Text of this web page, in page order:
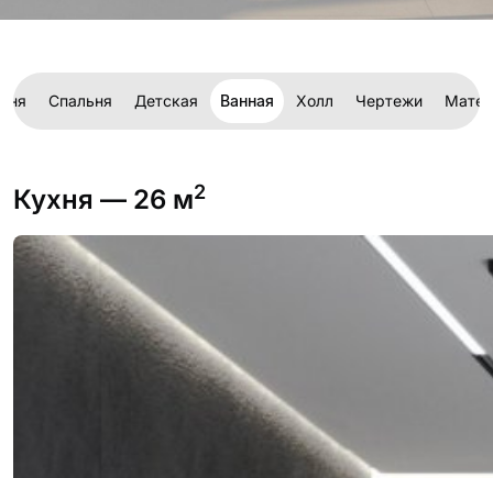
Спальня Детская Ванная Холл Чертежи
Кухня — 26 м2